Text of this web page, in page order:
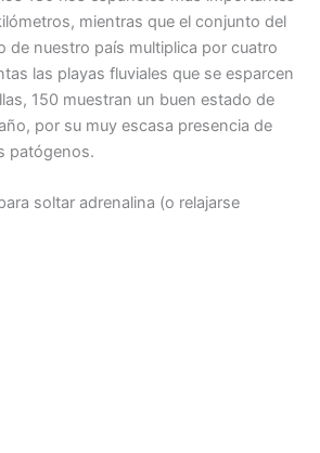
mientras que el conjunto del
de nuestro país multiplica por cuatro
las playas fluviales que se esparcen
150 muestran un buen estado de
por su muy escasa presencia de
patógenos.
soltar adrenalina (o relajarse